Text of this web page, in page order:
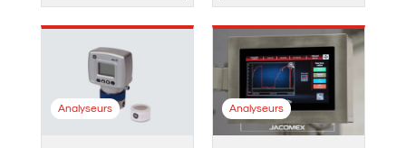
Analyseurs Analyseurs